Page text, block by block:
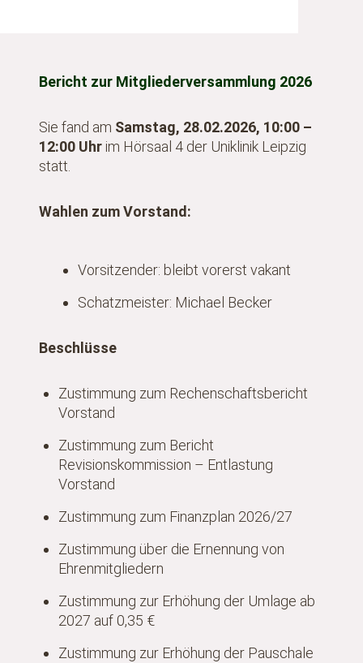
Bericht zur Mitgliederversammlung 2026
Sie fand am Samstag, 28.02.2026, 10:00 –
12:00 Uhr im Hörsaal 4 der Uniklinik Leipzig
statt.
Wahlen zum Vorstand:
Vorsitzender: bleibt vorerst vakant
Schatzmeister: Michael Becker
Beschlüsse
Zustimmung zum Rechenschaftsbericht
Vorstand
Zustimmung zum Bericht
Revisionskommission – Entlastung
Vorstand
Zustimmung zum Finanzplan 2026/27
Zustimmung über die Ernennung von
Ehrenmitgliedern
Zustimmung zur Erhöhung der Umlage ab
2027 auf 0,35 €
Zustimmung zur Erhöhung der Pauschale